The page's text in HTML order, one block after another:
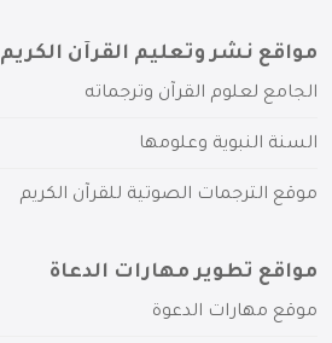
مواقع نشر وتعليم القرآن الكريم
الجامع لعلوم القرآن وترجماته
السنة النبوية وعلومها
موقع الترجمات الصوتية للقرآن الكريم
مواقع تطوير مهارات الدعاة
موقع مهارات الدعوة